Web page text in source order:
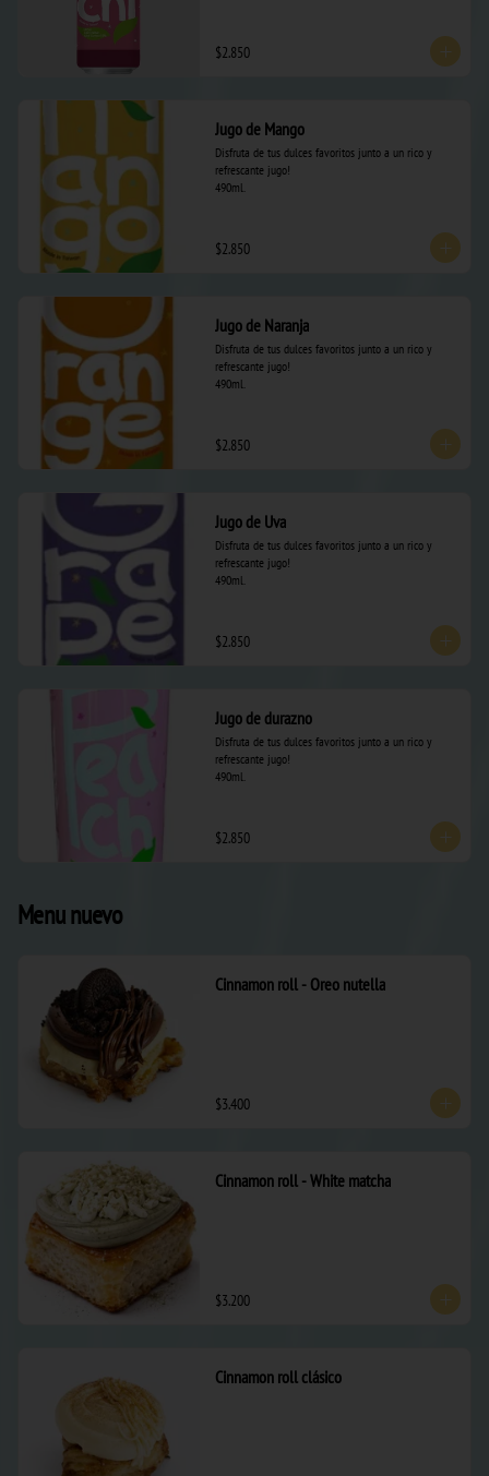
$2.850
Jugo de Mango
Disfruta de tus dulces favoritos junto a un rico y
refrescante jugo!
490ml.
$2.850
Jugo de Naranja
Disfruta de tus dulces favoritos junto a un rico y
refrescante jugo!
490ml.
$2.850
Jugo de Uva
Disfruta de tus dulces favoritos junto a un rico y
refrescante jugo!
490ml.
$2.850
Jugo de durazno
Disfruta de tus dulces favoritos junto a un rico y
refrescante jugo!
490ml.
$2.850
Menu nuevo
Cinnamon roll - Oreo nutella
$3.400
Cinnamon roll - White matcha
$3.200
Cinnamon roll clásico